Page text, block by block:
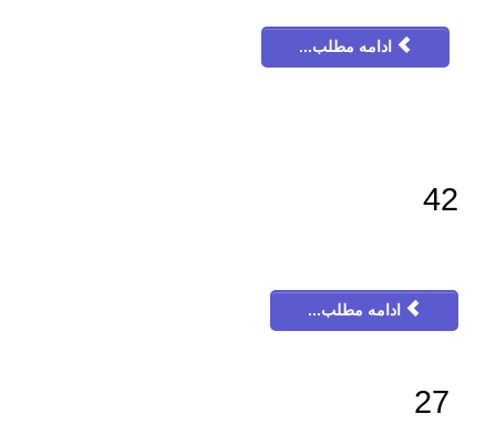
ادامه مطلب...
42
ادامه مطلب...
27